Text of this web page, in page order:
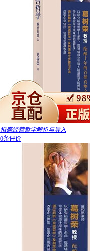
稻盛经营哲学解析与导入
0条评价